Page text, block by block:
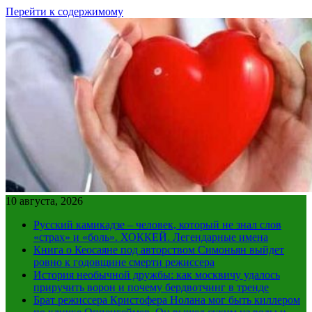
Перейти к содержимому
10 августа, 2026
Русский камикадзе – человек, который не знал слов
«страх» и «боль». ХОККЕЙ. Легендарные имена
Книга о Кеосаяне под авторством Симоньян выйдет
ровно к годовщине смерти режиссера
История необычной дружбы: как москвичу удалось
приручить ворон и почему бердвотчинг в тренде
Брат режиссера Кристофера Нолана мог быть киллером